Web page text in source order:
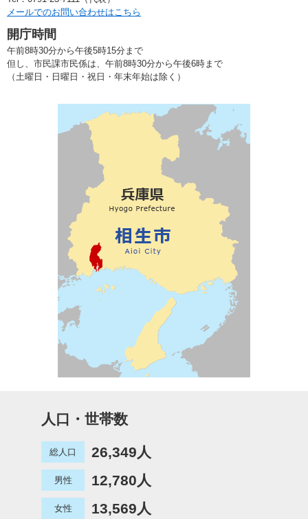
メールでのお問い合わせはこちら
開庁時間
午前8時30分から午後5時15分まで
但し、市民課市民係は、午前8時30分から午後6時まで
（土曜日・日曜日・祝日・年末年始は除く）
人口・世帯数
総人口 26,349人
男性 12,780人
女性 13,569人